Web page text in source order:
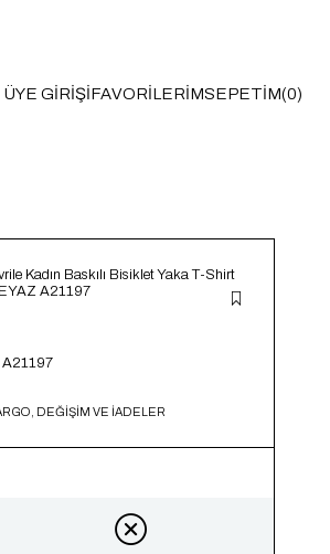
ÜYE GIRIŞIFAVORILERIMSEPETIM 0
Kadın Baskılı Bisiklet Yaka T-Shirt
A21197
A21197
DEĞİŞİM VE İADELER